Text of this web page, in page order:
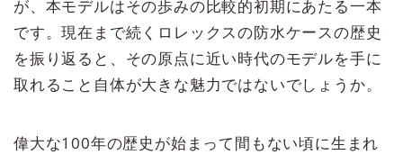
が、本モデルはその歩みの比較的初期にあたる一本
です。現在まで続くロレックスの防水ケースの歴史
を振り返ると、その原点に近い時代のモデルを手に
取れること自体が大きな魅力ではないでしょうか。
偉大な100年の歴史が始まって間もない頃に生まれ